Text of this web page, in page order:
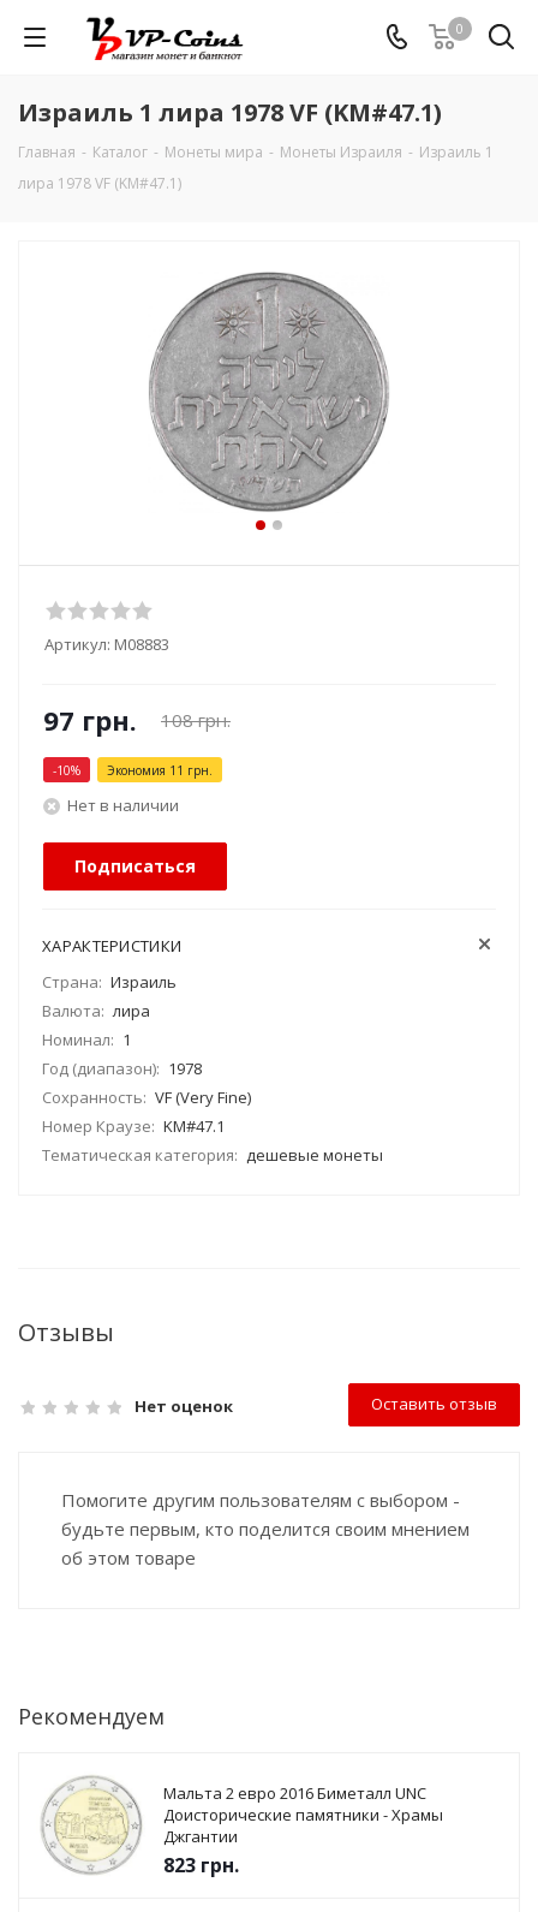
0
Израиль 1 лира 1978 VF (KM#47.1)
Главная - Каталог - Монеты мира - Монеты Израиля - Израиль 1
лира 1978 VF (KM#47.1)
Артикул: М08883
97 грн. 108грн.
-10% Экономия 11 грн.
Нет в наличии
Подписаться
ХАРАКТЕРИСТИКИ
Страна: Израиль
Валюта: лира
Номинал: 1
Год (диапазон): 1978
Сохранность: VF (Very Fine)
Номер Краузе: KM#47.1
Тематическая категория: дешевые монеты
Отзывы
Нет оценок Оставить отзыв
Помогите другим пользователям с выбором -
будьте первым, кто поделится своим мнением
об этом товаре
Рекомендуем
Мальта 2 евро 2016 Биметалл UNC
Доисторические памятники - Храмы
Джгантии
823 грн.